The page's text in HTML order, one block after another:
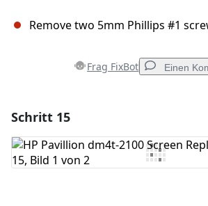
Remove two 5mm Phillips #1
Frag FixBot Einen
Kommentar hinzufügen
Schritt 15